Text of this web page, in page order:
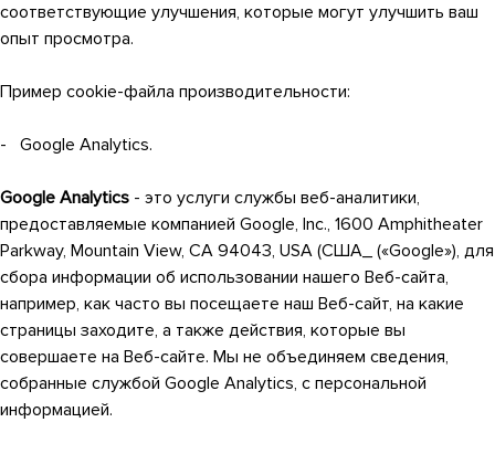
соответствующие улучшения, которые могут улучшить ваш
опыт просмотра.
Пример cookie-файла производительности:
- Google Analytics.
Google Analytics - это услуги службы веб-аналитики,
предоставляемые компанией Google, Inc., 1600 Amphitheater
Parkway, Mountain View, CA 94043, USA (США_ («Google»), для
сбора информации об использовании нашего Веб-сайта,
например, как часто вы посещаете наш Веб-сайт, на какие
страницы заходите, а также действия, которые вы
совершаете на Веб-сайте. Мы не объединяем сведения,
собранные службой Google Analytics, с персональной
информацией.